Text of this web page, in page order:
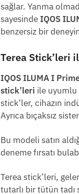
sağlar. Yanma
sayesinde IQOS
benzersiz bir
Terea Stick’leri
IQOS ILUMA I
stick’leri ile uyumlu
stick’ler, cihazın
Ayrıca bıçaksız
Bu modeli satın
deneme fırsatı
Terea stick’leri,
tutarlı bir tütün tadı